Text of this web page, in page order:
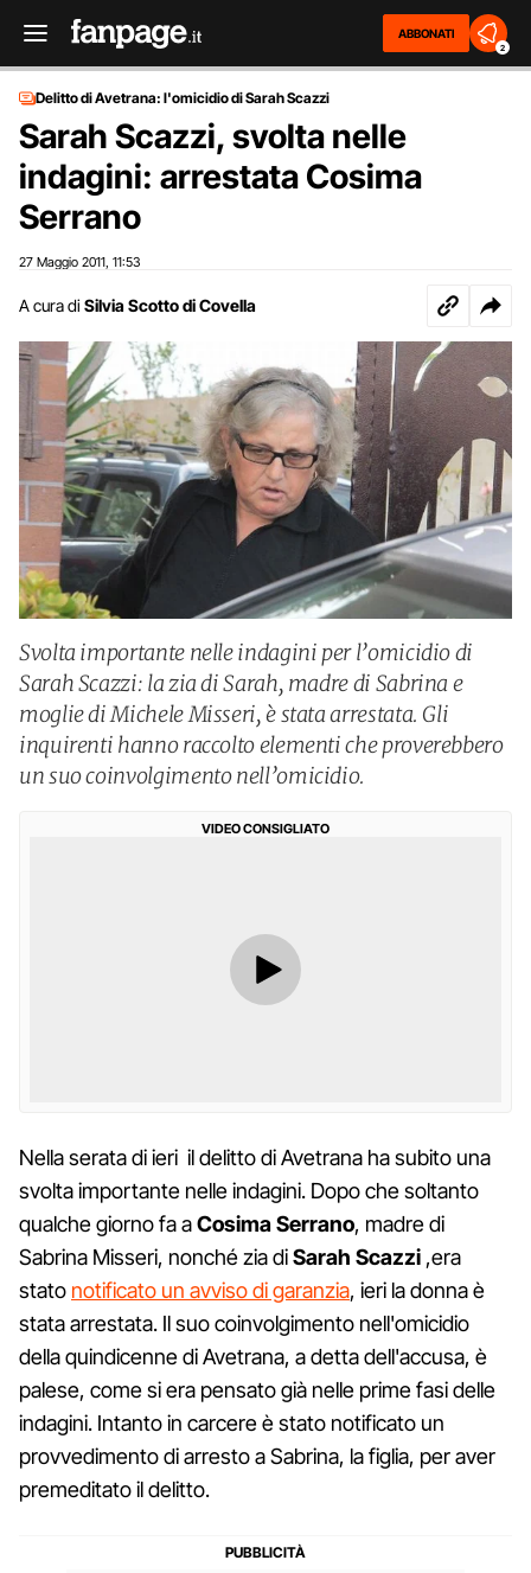
ABBONATI
2
Delitto di Avetrana: l'omicidio di Sarah Scazzi
Sarah Scazzi, svolta nelle
indagini: arrestata Cosima
Serrano
27 Maggio 2011 11:53
A cura di Silvia Scotto di Covella
Svolta importante nelle indagini per l’omicidio di
Sarah Scazzi: la zia di Sarah, madre di Sabrina e
moglie di Michele Misseri, è stata arrestata. Gli
inquirenti hanno raccolto elementi che proverebbero
un suo coinvolgimento nell’omicidio.
VIDEO CONSIGLIATO
Nella serata di ieri il delitto di Avetrana ha subito una
svolta importante nelle indagini. Dopo che soltanto
qualche giorno fa aCosima Serrano, madre di
Sabrina Misseri, nonché zia diSarah Scazzi ,era
stato notificato un avviso di garanzia, ieri la donna è
stata arrestata. Il suo coinvolgimento nell'omicidio
della quindicenne di Avetrana, a detta dell'accusa, è
palese, come si era pensato già nelle prime fasi delle
indagini. Intanto in carcere è stato notificato un
provvedimento di arresto a Sabrina, la figlia, per aver
premeditato il delitto.